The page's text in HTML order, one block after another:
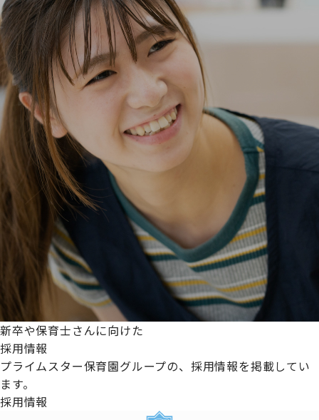
新卒や保育士さんに向けた
採用情報
プライムスター保育園グループの、採用情報を掲載してい
ます。
採用情報